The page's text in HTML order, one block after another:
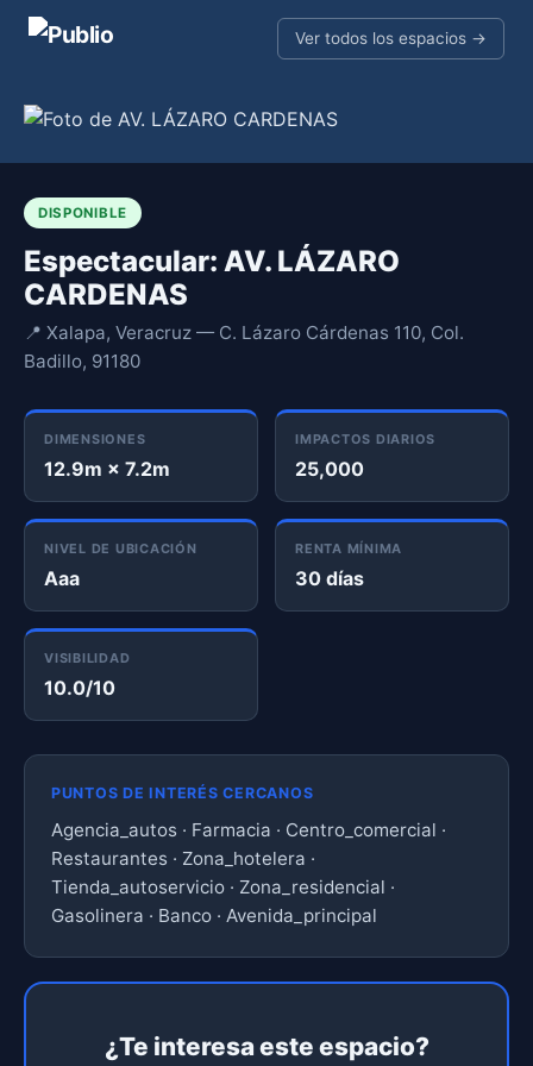
Ver todos los espacios →
DISPONIBLE
Espectacular: AV. LÁZARO
CARDENAS
📍 Xalapa, Veracruz — C. Lázaro Cárdenas 110, Col.
Badillo, 91180
DIMENSIONES
12.9m × 7.2m
IMPACTOS DIARIOS
25,000
NIVEL DE UBICACIÓN
Aaa
RENTA MÍNIMA
30 días
VISIBILIDAD
10.0/10
PUNTOS DE INTERÉS CERCANOS
Agencia_autos · Farmacia · Centro_comercial ·
Restaurantes · Zona_hotelera ·
Tienda_autoservicio · Zona_residencial ·
Gasolinera · Banco · Avenida_principal
¿Te interesa este espacio?